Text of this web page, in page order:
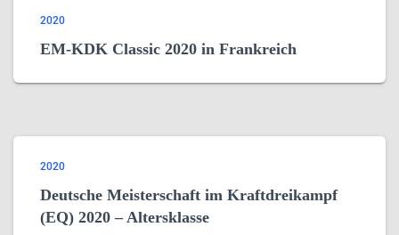
2020
EM-KDK Classic 2020 in Frankreich
2020
Deutsche Meisterschaft im Kraftdreikampf
(EQ) 2020 – Altersklasse